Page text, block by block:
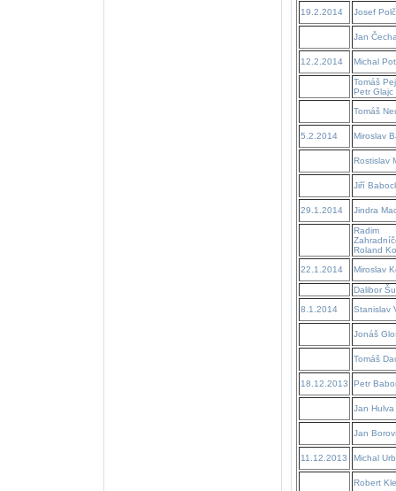
19.2.2014
Josef
Jan
12.2.2014 Michal
Tomáš
Petr Glajc
Tomáš
5.2.2014 Miroslav
Rostislav
Jiří
29.1.2014 Jindra
Radim
Roland
22.1.2014
Miroslav
Dalibor
8.1.2014
Stanislav
Jonáš
Tomáš
18.12.2013 Petr
Jan Hulva
Jan
11.12.2013 Michal
Robert